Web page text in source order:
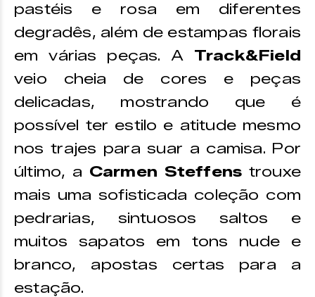
pastéis e rosa em diferentes
degradês, além de estampas florais
em várias peças. A Track&Field
veio cheia de cores e peças
delicadas, mostrando que é
possível ter estilo e atitude mesmo
nos trajes para suar a camisa. Por
último, a Carmen Steffens trouxe
mais uma sofisticada coleção com
pedrarias, sintuosos saltos e
muitos sapatos em tons nude e
branco, apostas certas para a
estação.